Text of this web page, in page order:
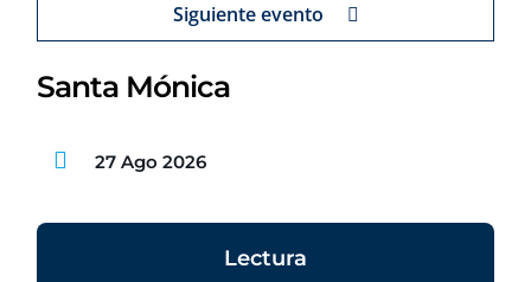
Siguiente evento
Santa Mónica
27 Ago 2026
Lectura